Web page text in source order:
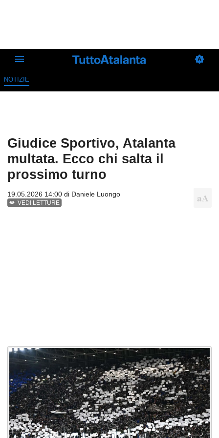
NOTIZIE
Giudice Sportivo, Atalanta
multata. Ecco chi salta il
prossimo turno
19.05.2026 14:00 di Daniele Luongo
VEDI LETTURE